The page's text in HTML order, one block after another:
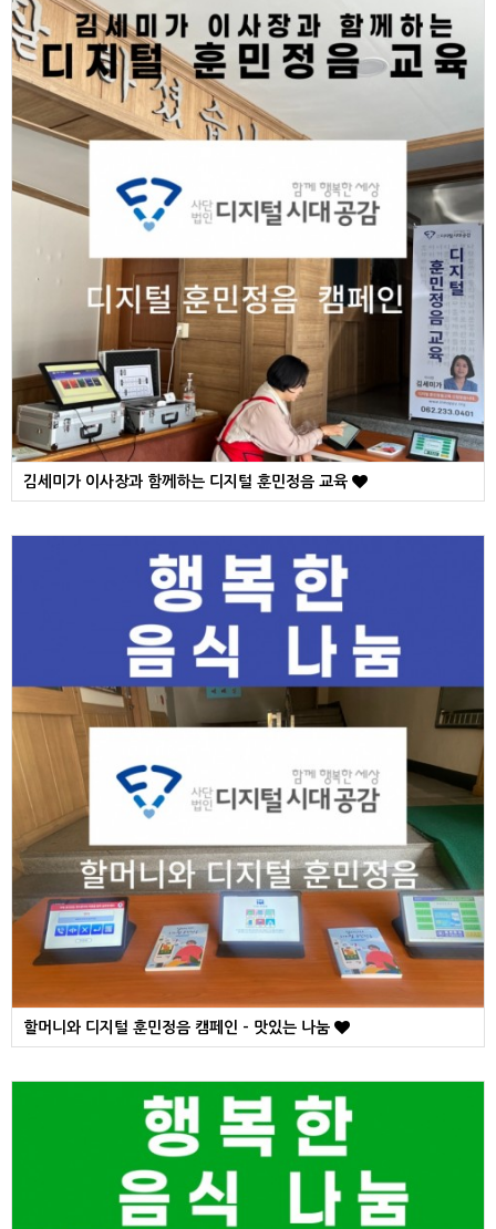
김세미가 이사장과 함께하는 디지털 훈민정음 교육
할머니와 디지털 훈민정음 캠페인 - 맛있는 나눔